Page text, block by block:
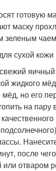
готовую
маску
зеленым
сухой кожи
яичный
жидкого
но его
на
после
или отваром